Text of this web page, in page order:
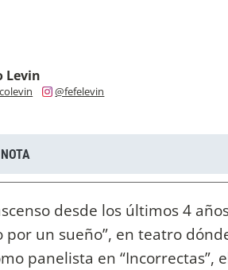
Levin
@fefelevin
desde los últimos 4
por un sueño”, en teatro
panelista en “Incorrectas”,